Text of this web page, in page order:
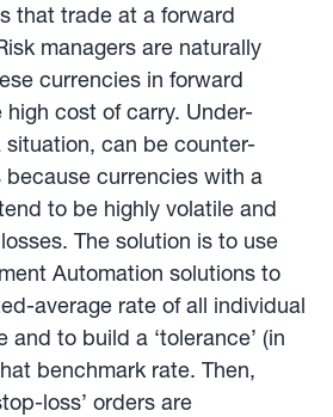
that trade at a forward
managers are naturally
currencies in forward
cost of carry. Under-
situation, can be counter-
currencies with a
to be highly volatile and
The solution is to use
Automation solutions to
average rate of all individual
and to build a ‘tolerance’ (in
benchmark rate. Then,
loss’ orders are